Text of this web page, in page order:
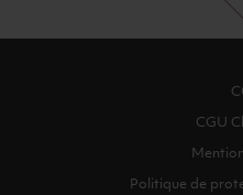
CGU
Politique de